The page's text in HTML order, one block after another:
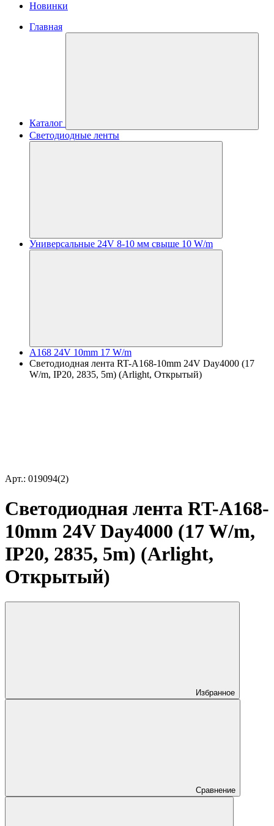
Новинки
Главная
Каталог
Светодиодные ленты
Универсальные 24V 8-10 мм свыше 10 W/m
A168 24V 10mm 17 W/m
Светодиодная лента RT-A168-10mm 24V Day4000 (17
W/m, IP20, 2835, 5m) (Arlight, Открытый)
Арт.: 019094(2)
Светодиодная лента RT-A168-
10mm 24V Day4000 (17 W/m,
IP20, 2835, 5m) (Arlight,
Открытый)
Избранное
Сравнение